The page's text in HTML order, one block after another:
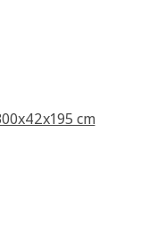
cm
Totalt antal